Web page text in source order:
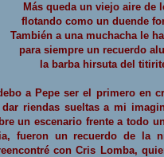
Más queda un viejo aire de
flotando como un duende
También a una muchacha le
para siempre un recuerdo
la barba hirsuta del
a Pepe ser el primero en
riendas sueltas a mi
un escenario frente a todo
fueron un recuerdo de la
con Cris Lomba,